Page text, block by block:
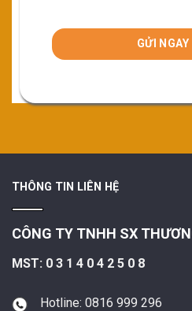
THÔNG TIN LIÊN HỆ
CÔNG TY TNHH SX
MST: 0 3 1 4 0 4 2 5 0 8
Hotline: 0816 999 296